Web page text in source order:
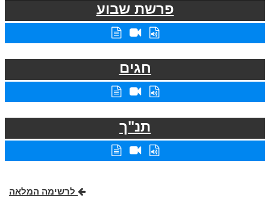
פרשת שבוע
חגים
תנ"ך
לרשימה המלאה